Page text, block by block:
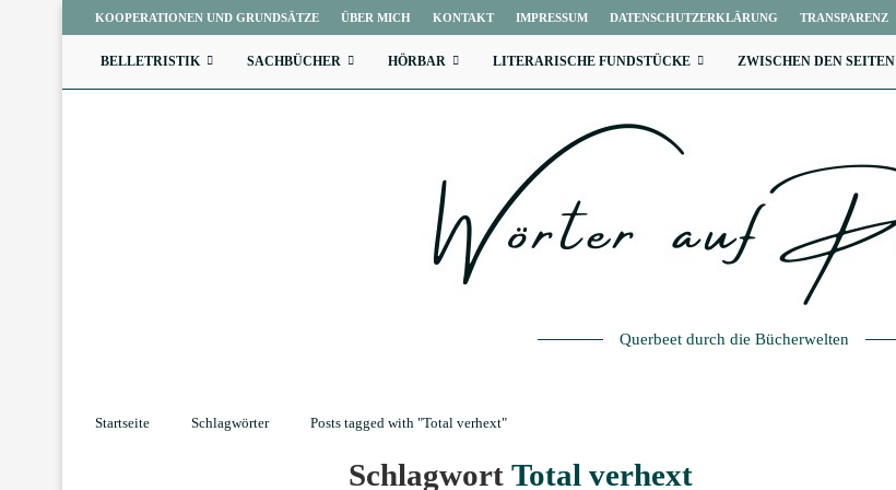
KOOPERATIONEN UND GRUNDSÄTZE ÜBER MICH KONTAKT IMPRESSUM DATENSCHUTZERKLÄRUNG TRANSPARENZ
BELLETRISTIK SACHBÜCHER HÖRBAR LITERARISCHE FUNDSTÜCKE ZWISCHEN DEN SEITEN
Querbeet durch die Bücherwelten
Startseite Schlagwörter Posts tagged with "Total verhext"
SchlagwortTotal verhext